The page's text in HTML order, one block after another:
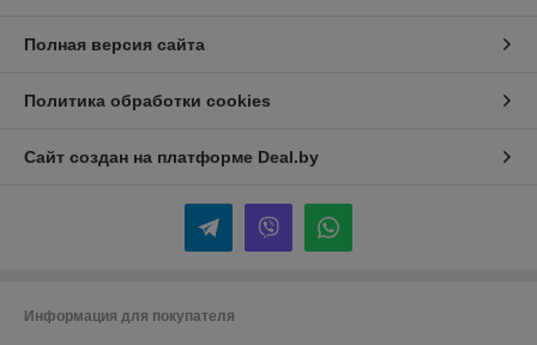
Полная версия сайта
Политика обработки cookies
Сайт создан на платформе Deal.by
Информация для покупателя